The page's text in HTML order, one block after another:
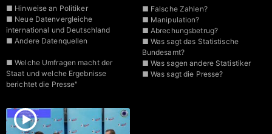
■ Hinweise an Politiker
■ Neue Datenvergleiche
international und Deutschland
■ Andere Datenquellen
■ Welche Umfragen macht der
Staat und welche Ergebnisse
berichtet die Presse"
Abrechungsbetrug?
■ Falsche Zahlen?
■ Manipulation?
■ Abrechungsbetrug?
■ Was sagt das Statistische
Bundesamt?
■ Was sagen andere Statistiker
■ Was sagt die Presse?